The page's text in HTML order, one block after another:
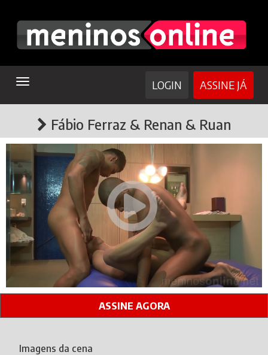
TOGGLE
ASSINE JÁ
LOGIN
Fábio Ferraz & Renan & Ruan
ASSINE AGORA
Imagens da cena